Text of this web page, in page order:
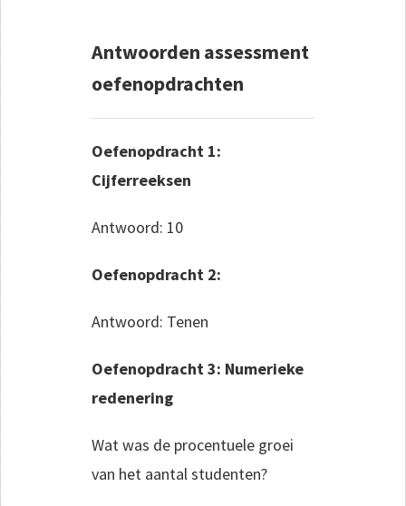
Antwoorden assessment
oefenopdrachten
Oefenopdracht 1:
Cijferreeksen
Antwoord: 10
Oefenopdracht 2:
Antwoord: Tenen
Oefenopdracht 3: Numerieke
redenering
Wat was de procentuele groei
van het aantal studenten?